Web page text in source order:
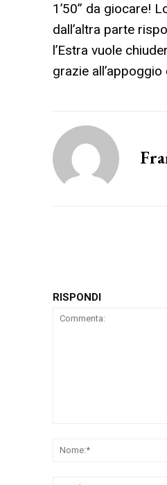
1’50” da giocare!
dall’altra parte
l’Estra vuole
grazie
RISPONDI